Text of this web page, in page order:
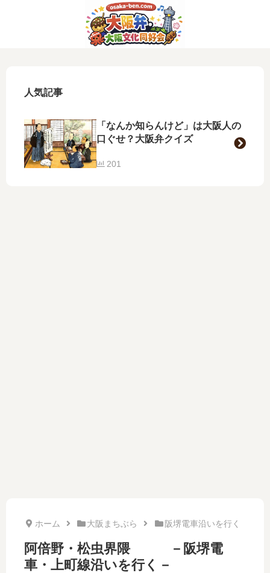
人気記事
「なんか知らんけど」は大阪人の
口ぐせ？大阪弁クイズ
201
ホーム 大阪まちぶら 阪堺電車沿いを行く
阿倍野・松虫界隈 －阪堺電
車・上町線沿いを行く－